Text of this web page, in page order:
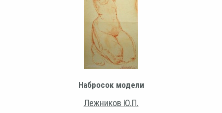
Набросок модели
Лежников Ю.П.